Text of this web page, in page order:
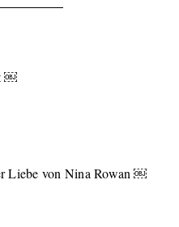
￼
Liebe von Nina Rowan ￼